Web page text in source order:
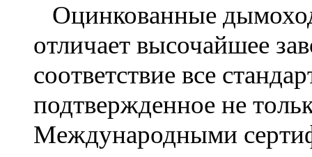
Оцинкованные
отличает высочайшее
соответствие все
подтвержденное не
Международными